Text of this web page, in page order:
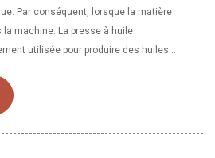
Par conséquent, lorsque la matière
machine. La presse à huile
utilisée pour produire des huiles
usines d'huilerie, les petites et
d'huile de cuisson. Par rapport à